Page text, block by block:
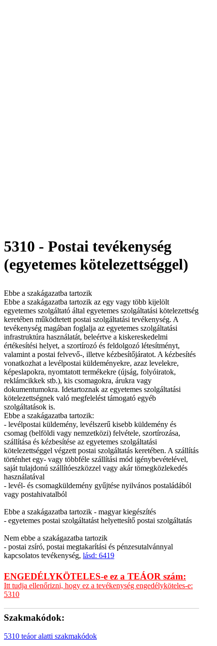
5310 - Postai tevékenység
(egyetemes kötelezettséggel)
Ebbe a szakágazatba tartozik
Ebbe a szakágazatba tartozik az egy vagy több kijelölt
egyetemes szolgáltató által egyetemes szolgáltatási kötelezettség
keretében működtetett postai szolgáltatási tevékenység. A
tevékenység magában foglalja az egyetemes szolgáltatási
infrastruktúra használatát, beleértve a kiskereskedelmi
értékesítési helyet, a szortírozó és feldolgozó létesítményt,
valamint a postai felvevő-, illetve kézbesítőjáratot. A kézbesítés
vonatkozhat a levélpostai küldeményekre, azaz levelekre,
képeslapokra, nyomtatott termékekre (újság, folyóiratok,
reklámcikkek stb.), kis csomagokra, árukra vagy
dokumentumokra. Idetartoznak az egyetemes szolgáltatási
kötelezettségnek való megfelelést támogató egyéb
szolgáltatások is.
Ebbe a szakágazatba tartozik:
- levélpostai küldemény, levélszerű kisebb küldemény és
csomag (belföldi vagy nemzetközi) felvétele, szortírozása,
szállítása és kézbesítése az egyetemes szolgáltatási
kötelezettséggel végzett postai szolgáltatás keretében. A szállítás
történhet egy- vagy többféle szállítási mód igénybevételével,
saját tulajdonú szállítóeszközzel vagy akár tömegközlekedés
használatával
- levél- és csomagküldemény gyűjtése nyilvános postaládából
vagy postahivatalból
Ebbe a szakágazatba tartozik - magyar kiegészítés
- egyetemes postai szolgáltatást helyettesítő postai szolgáltatás
Nem ebbe a szakágazatba tartozik
- postai zsíró, postai megtakarítási és pénzesutalvánnyal
kapcsolatos tevékenység, lásd: 6419
ENGEDÉLYKÖTELES-e ez a TEÁOR szám:
Itt tudja ellenőrizni, hogy ez a tevékenység engedélyköteles-e:
5310
Szakmakódok:
5310 teáor alatti szakmakódok